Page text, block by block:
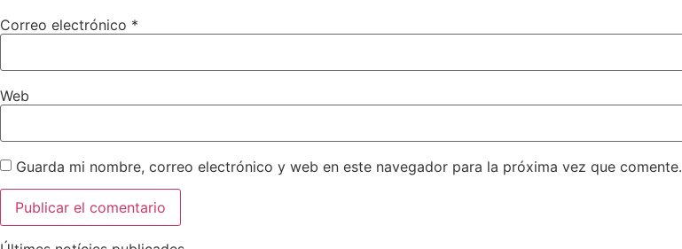
Correo electrónico *
Web
Guarda mi nombre, correo electrónico y web en este navegador para la próxima vez que comente.